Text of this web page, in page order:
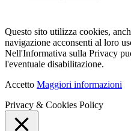
Questo sito utilizza cookies,
navigazione acconsenti al loro
Nell'Informativa sulla Privacy
l'eventuale disabilitazione.
Accetto Maggiori informazioni
Privacy & Cookies Policy